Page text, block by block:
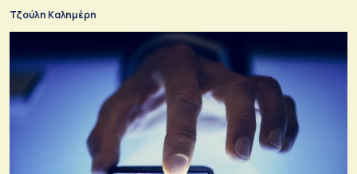
Τζούλη Καλημέρη